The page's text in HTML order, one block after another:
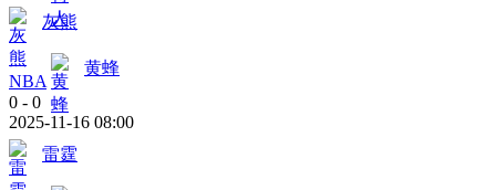
灰熊
NBA
黄蜂
0 - 0
2025-11-16 08:00
雷霆